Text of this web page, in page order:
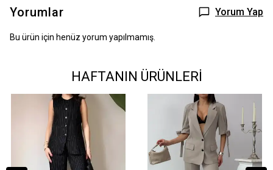
Yorumlar Yorum Yap
Bu ürün için henüz yorum yapılmamış.
HAFTANIN ÜRÜNLERİ